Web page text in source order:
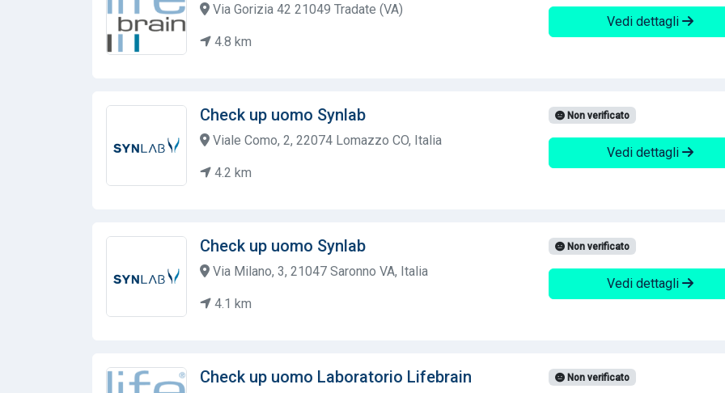
Via Gorizia 42 21049 Tradate (VA)
4.8 km
Vedi dettagli
Check up uomo Synlab
Viale Como, 2, 22074 Lomazzo CO, Italia
4.2 km
Non verificato
Vedi dettagli
Check up uomo Synlab
Via Milano, 3, 21047 Saronno VA, Italia
4.1 km
Non verificato
Vedi dettagli
Check up uomo Laboratorio Lifebrain Non verificato